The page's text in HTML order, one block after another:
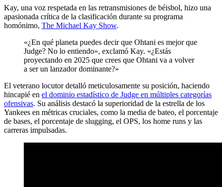
Kay, una voz respetada en las retransmisiones de béisbol, hizo una
apasionada crítica de la clasificación durante su programa
homónimo, The Michael Kay Show.
«¿En qué planeta puedes decir que Ohtani es mejor que
Judge? No lo entiendo», exclamó Kay. «¿Estás
proyectando en 2025 que crees que Ohtani va a volver
a ser un lanzador dominante?»
El veterano locutor detalló meticulosamente su posición, haciendo
hincapié en el dominio estadístico de Judge en múltiples categorías
ofensivas. Su análisis destacó la superioridad de la estrella de los
Yankees en métricas cruciales, como la media de bateo, el porcentaje
de bases, el porcentaje de slugging, el OPS, los home runs y las
carreras impulsadas.